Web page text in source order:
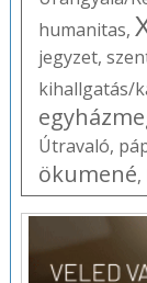
humanitas,
jegyzet,
kihallgatás/
Útravaló,
ökumené,